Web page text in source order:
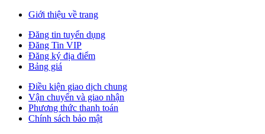
Giới thiệu về trang
Đăng tin tuyển dụng
Đăng Tin VIP
Đăng ký địa điểm
Bảng giá
Điều kiện giao dịch chung
Vận chuyển và giao nhận
Phương thức thanh toán
Chính sách bảo mật